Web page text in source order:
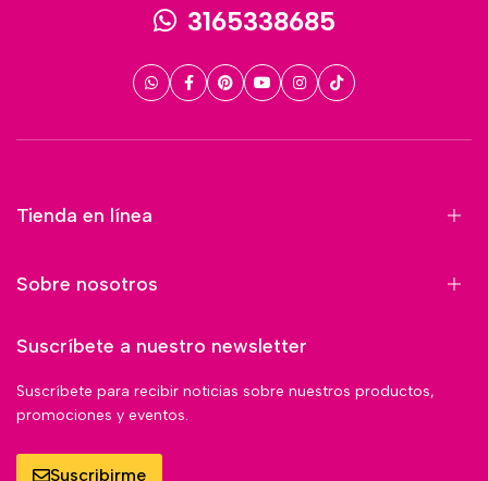
3165338685
Tienda en línea
Sobre nosotros
Suscríbete a nuestro newsletter
Suscríbete para recibir noticias sobre nuestros productos,
promociones y eventos.
Suscribirme